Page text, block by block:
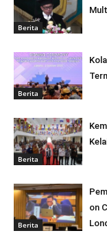
Berita
Berita
Berita
Berita
on